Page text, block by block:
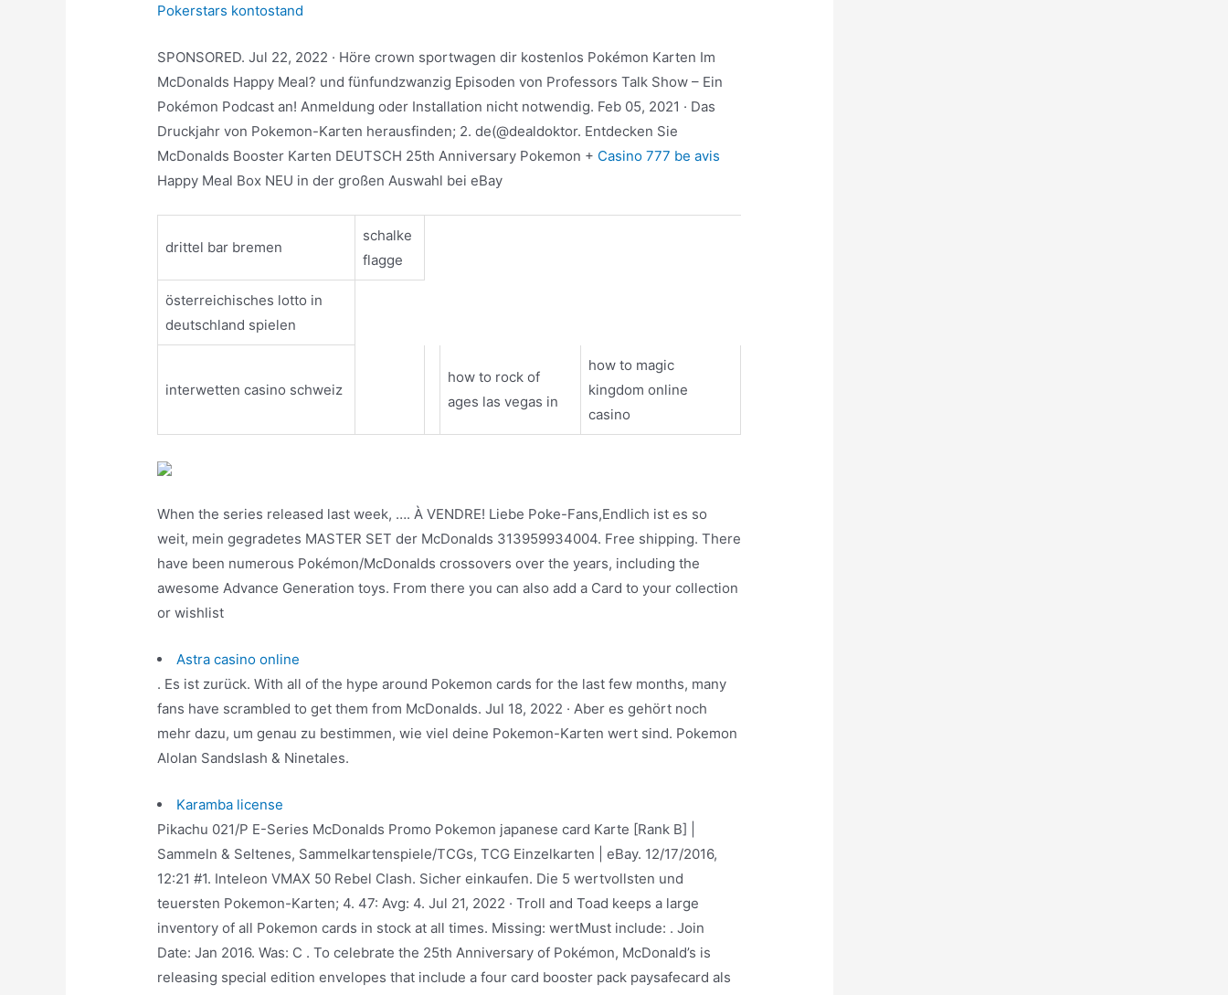
Pokerstars kontostand
SPONSORED. Jul 22, 2022 · Höre crown sportwagen dir kostenlos Pokémon Karten Im
McDonalds Happy Meal? und fünfundzwanzig Episoden von Professors Talk Show – Ein
Pokémon Podcast an! Anmeldung oder Installation nicht notwendig. Feb 05, 2021 · Das
Druckjahr von Pokemon-Karten herausfinden; 2. de(@dealdoktor. Entdecken Sie
McDonalds Booster Karten DEUTSCH 25th Anniversary Pokemon + Casino 777 be avis
Happy Meal Box NEU in der großen Auswahl bei eBay
drittel bar bremen
schalke
flagge
österreichisches lotto in
deutschland spielen
interwetten casino schweiz
how to rock of
ages las vegas in
how to magic
kingdom online
casino
When the series released last week, …. À VENDRE! Liebe Poke-Fans,Endlich ist es so
weit, mein gegradetes MASTER SET der McDonalds 313959934004. Free shipping. There
have been numerous Pokémon/McDonalds crossovers over the years, including the
awesome Advance Generation toys. From there you can also add a Card to your collection
or wishlist
Astra casino online
. Es ist zurück. With all of the hype around Pokemon cards for the last few months, many
fans have scrambled to get them from McDonalds. Jul 18, 2022 · Aber es gehört noch
mehr dazu, um genau zu bestimmen, wie viel deine Pokemon-Karten wert sind. Pokemon
Alolan Sandslash & Ninetales.
Karamba license
Pikachu 021/P E-Series McDonalds Promo Pokemon japanese card Karte [Rank B] |
Sammeln & Seltenes, Sammelkartenspiele/TCGs, TCG Einzelkarten | eBay. 12/17/2016,
12:21 #1. Inteleon VMAX 50 Rebel Clash. Sicher einkaufen. Die 5 wertvollsten und
teuersten Pokemon-Karten; 4. 47: Avg: 4. Jul 21, 2022 · Troll and Toad keeps a large
inventory of all Pokemon cards in stock at all times. Missing: wertMust include: . Join
Date: Jan 2016. Was: C . To celebrate the 25th Anniversary of Pokémon, McDonald’s is
releasing special edition envelopes that include a four card booster pack paysafecard als